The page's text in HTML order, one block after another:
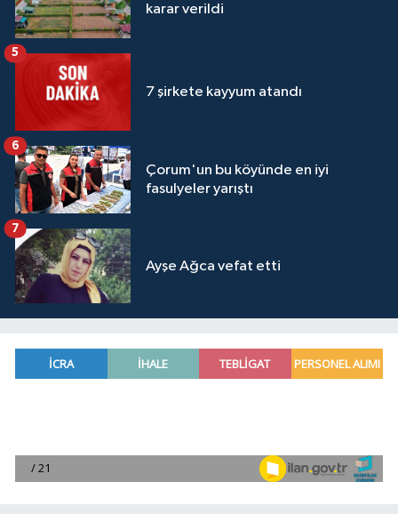
karar verildi
7 şirkete kayyum atandı
5
Çorum'un bu köyünde en iyi
fasulyeler yarıştı
6
Ayşe Ağca vefat etti
7